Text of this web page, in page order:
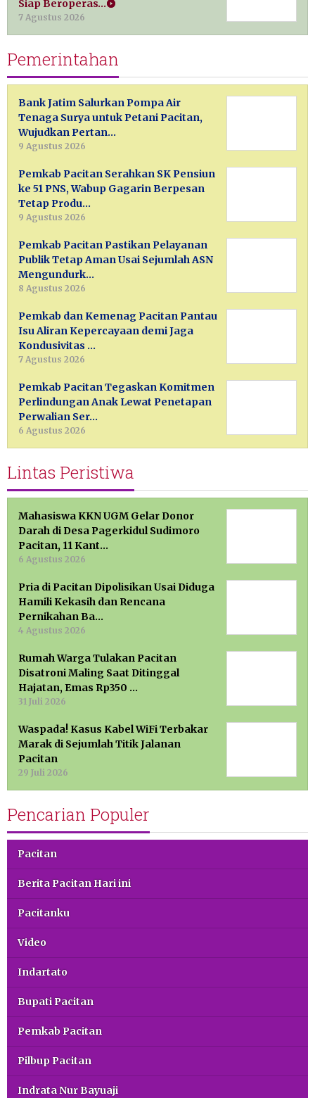
Siap Beroperas…
7 Agustus 2026
Pemerintahan
Bank Jatim Salurkan Pompa Air
Tenaga Surya untuk Petani Pacitan,
Wujudkan Pertan…
9 Agustus 2026
Pemkab Pacitan Serahkan SK Pensiun
ke 51 PNS, Wabup Gagarin Berpesan
Tetap Produ…
9 Agustus 2026
Pemkab Pacitan Pastikan Pelayanan
Publik Tetap Aman Usai Sejumlah ASN
Mengundurk…
8 Agustus 2026
Pemkab dan Kemenag Pacitan Pantau
Isu Aliran Kepercayaan demi Jaga
Kondusivitas …
7 Agustus 2026
Pemkab Pacitan Tegaskan Komitmen
Perlindungan Anak Lewat Penetapan
Perwalian Ser…
6 Agustus 2026
Lintas Peristiwa
Mahasiswa KKN UGM Gelar Donor
Darah di Desa Pagerkidul Sudimoro
Pacitan, 11 Kant…
6 Agustus 2026
Pria di Pacitan Dipolisikan Usai Diduga
Hamili Kekasih dan Rencana
Pernikahan Ba…
4 Agustus 2026
Rumah Warga Tulakan Pacitan
Disatroni Maling Saat Ditinggal
Hajatan, Emas Rp350 …
31 Juli 2026
Waspada! Kasus Kabel WiFi Terbakar
Marak di Sejumlah Titik Jalanan
Pacitan
29 Juli 2026
Pencarian Populer
Pacitan
Berita Pacitan Hari ini
Pacitanku
Video
Indartato
Bupati Pacitan
Pemkab Pacitan
Pilbup Pacitan
Indrata Nur Bayuaji